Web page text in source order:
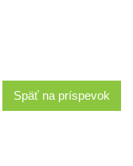
Späť na príspevok